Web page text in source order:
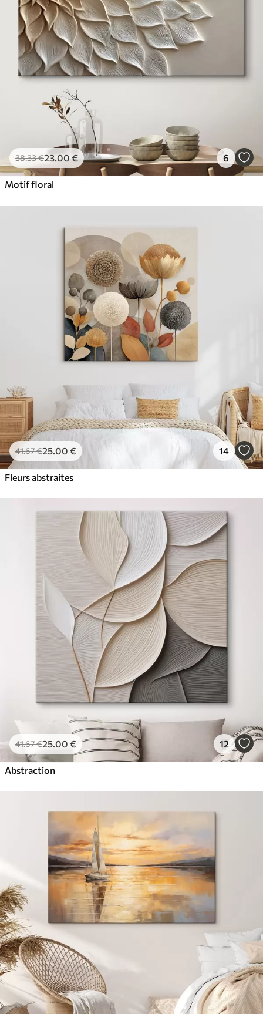
38.33€23.00 € 6
Motif floral
41.67€25.00 € 14
Fleurs abstraites
41.67€25.00 € 12
Abstraction